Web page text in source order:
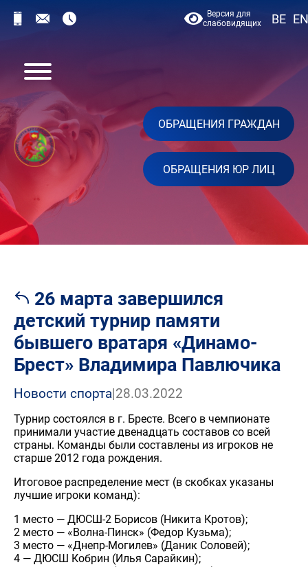
Версия для
слабовидящих
BE EN
ОБРАЩЕНИЯ ГРАЖДАН
ОБРАЩЕНИЯ ЮР ЛИЦ
26 марта завершился
детский турнир памяти
бывшего вратаря «Динамо-
Брест» Владимира Павлючика
Новости спорта|28.03.2022
Турнир состоялся в г. Бресте. Всего в чемпионате
принимали участие двенадцать составов со всей
страны. Команды были составлены из игроков не
старше 2012 года рождения.
Итоговое распределение мест (в скобках указаны
лучшие игроки команд):
1 место — ДЮСШ-2 Борисов (Никита Кротов);
2 место — «Волна-Пинск» (Федор Кузьма);
3 место — «Днепр-Могилев» (Даник Соловей);
4 — ДЮСШ Кобрин (Илья Сарайкин);